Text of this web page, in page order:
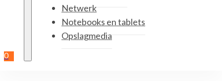
0
Netwerk
Notebooks en tablets
Opslagmedia